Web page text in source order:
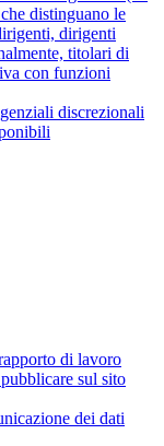
distinguano le
dirigenti
titolari di
con funzioni
discrezionali
di lavoro
sul sito
dei dati